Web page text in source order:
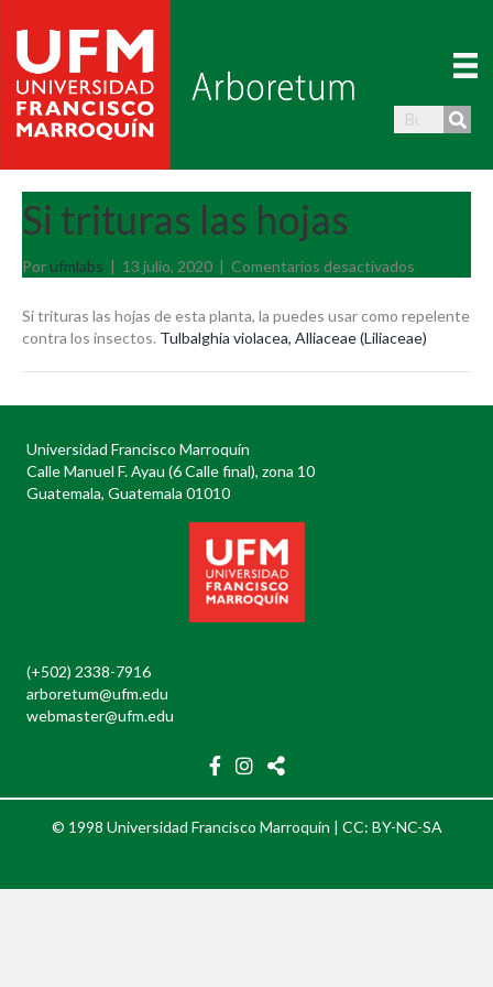
Si trituras las hojas
Por ufmlabs | 13 julio, 2020 | Comentarios desactivados
trituras
las
Si trituras las hojas de esta planta, la puedes usar como repelente
contra los insectos. Tulbalghia violacea, Alliaceae (Liliaceae)
Universidad Francisco Marroquín
Calle Manuel F. Ayau (6 Calle final), zona 10
Guatemala, Guatemala 01010
(+502) 2338-7916
arboretum@ufm.edu
webmaster@ufm.edu
© 1998 Universidad Francisco Marroquín | CC: BY-NC-SA